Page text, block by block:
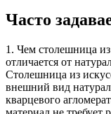
Часто
1. Чем столешница
отличается от
Столешница из
внешний вид
кварцевого